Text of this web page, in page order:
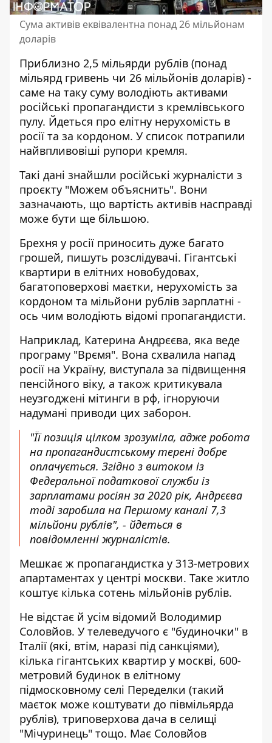
Сума активів еквівалентна понад 26 мільйонам
доларів
Приблизно 2,5 мільярди рублів (понад
мільярд гривень чи 26 мільйонів доларів) -
саме на таку суму володіють активами
російські пропагандисти з кремлівського
пулу. Йдеться про елітну нерухомість в
росії та за кордоном. У список потрапили
найвпливовіші рупори кремля.
Такі дані знайшли російські журналісти з
проєкту "Можем объяснить". Вони
зазначають, що вартість активів насправді
може бути ще більшою.
Брехня у росії приносить дуже багато
грошей, пишуть розслідувачі. Гігантські
квартири в елітних новобудовах,
багатоповерхові маєтки, нерухомість за
кордоном та мільйони рублів зарплатні -
ось чим володіють відомі пропагандисти.
Наприклад, Катерина Андрєєва, яка веде
програму "Врємя". Вона схвалила напад
росії на Україну, виступала за підвищення
пенсійного віку, а також критикувала
неузгоджені мітинги в рф, ігноруючи
надумані приводи цих заборон.
"Її позиція цілком зрозуміла, адже робота
на пропагандистському терені добре
оплачується. Згідно з витоком із
Федеральної податкової служби із
зарплатами росіян за 2020 рік, Андрєєва
тоді заробила на Першому каналі 7,3
мільйони рублів", - йдеться в
повідомленні журналістів.
Мешкає ж пропагандистка у 313-метрових
апартаментах у центрі москви. Таке житло
коштує кілька сотень мільйонів рублів.
Не відстає й усім відомий Володимир
Соловйов. У телеведучого є "будиночки" в
Італії (які, втім, наразі під санкціями),
кілька гігантських квартир у москві, 600-
метровий будинок в елітному
підмосковному селі Переделки (такий
маєток може коштувати до півмільярда
рублів), триповерхова дача в селищі
"Мічуринець" тощо. Має Соловйов